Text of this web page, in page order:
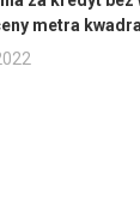
metra